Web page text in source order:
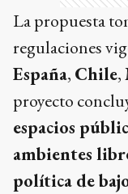
La propuesta
regulaciones
España, Chile,
proyecto
espacios
ambientes
política de